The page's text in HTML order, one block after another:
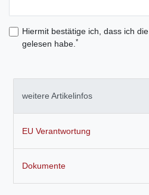
Hiermit bestätige ich, dass ich die
gelesen habe. *
weitere Artikelinfos
EU Verantwortung
Dokumente